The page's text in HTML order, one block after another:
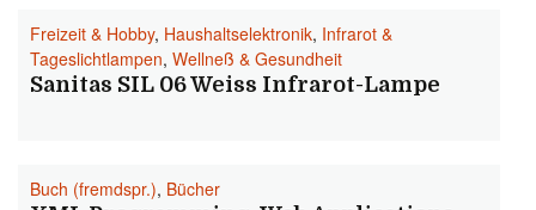
Freizeit & Hobby, Haushaltselektronik, Infrarot &
Tageslichtlampen, Wellneß & Gesundheit
Sanitas SIL 06 Weiss Infrarot-Lampe
Buch (fremdspr.), Bücher